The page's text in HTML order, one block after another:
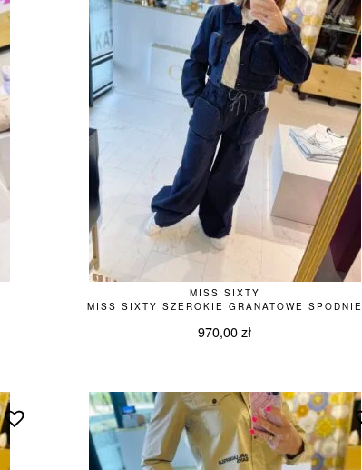
MISS SIXTY
MISS SIXTY SZEROKIE GRANATOWE SPODNIE
970,00zł